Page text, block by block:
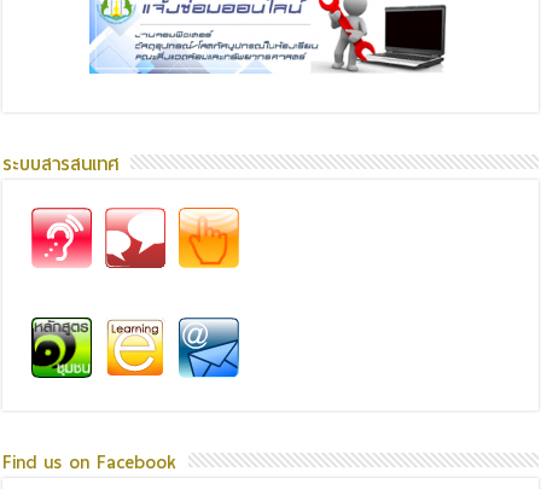
ระบบสารสนเทศ
Find us on Facebook